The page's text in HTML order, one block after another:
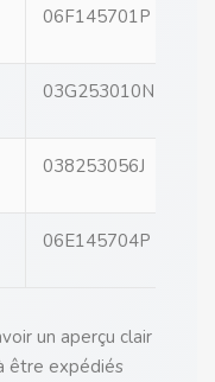
06F145701P
03G253010N
038253056J
06E145704P
un aperçu clair
être expédiés